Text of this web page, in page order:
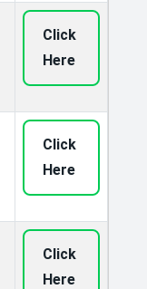
Click
Here
Click
Here
Click
Here